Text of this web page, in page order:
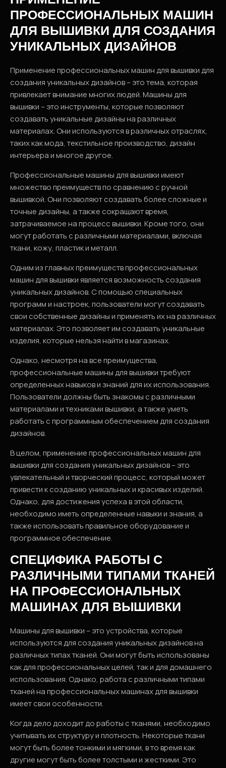
ПРОФЕССИОНАЛЬНЫХ МАШИН
ДЛЯ ВЫШИВКИ ДЛЯ СОЗДАНИЯ
УНИКАЛЬНЫХ ДИЗАЙНОВ
Применение профессиональных машин для вышивки для
создания уникальных дизайнов – это тема, которая
привлекает внимание многих людей. Машины для
вышивки – это инструменты, которые позволяют
создавать уникальные дизайны на различных
материалах. Они используются в различных отраслях,
таких как мода, текстильное производство, дизайн
интерьера и многое другое.
Профессиональные машины для вышивки имеют
множество преимуществ по сравнению с ручной
вышивкой. Они позволяют создавать более сложные и
точные дизайны, а также сокращают время,
затрачиваемое на процесс вышивки. Кроме того, они
могут работать с различными материалами, включая
ткани, кожу, пластик и металл.
Одним из главных преимуществ профессиональных
машин для вышивки является возможность создания
уникальных дизайнов. С помощью специальных
программ и настроек, пользователи могут создавать
свои собственные дизайны и применять их на различных
материалах. Это позволяет им создавать уникальные
изделия, которые нельзя найти в магазинах.
Однако, несмотря на все преимущества,
профессиональные машины для вышивки требуют
определенных навыков и знаний для их использования.
Пользователи должны быть знакомы с различными
материалами и техниками вышивки, а также уметь
работать с программным обеспечением для создания
дизайнов.
В целом, применение профессиональных машин для
вышивки для создания уникальных дизайнов – это
увлекательный и творческий процесс, который может
привести к созданию уникальных и красивых изделий.
Однако, для достижения успеха в этой области,
необходимо иметь определенные навыки и знания, а
также использовать правильное оборудование и
программное обеспечение.
СПЕЦИФИКА РАБОТЫ С
РАЗЛИЧНЫМИ ТИПАМИ ТКАНЕЙ
НА ПРОФЕССИОНАЛЬНЫХ
МАШИНАХ ДЛЯ ВЫШИВКИ
Машины для вышивки – это устройства, которые
используются для создания уникальных дизайнов на
различных типах тканей. Они могут быть использованы
как для профессиональных целей, так и для домашнего
использования. Однако, работа с различными типами
тканей на профессиональных машинах для вышивки
имеет свои особенности.
Когда дело доходит до работы с тканями, необходимо
учитывать их структуру и плотность. Некоторые ткани
могут быть более тонкими и мягкими, в то время как
другие могут быть более толстыми и жесткими. Это